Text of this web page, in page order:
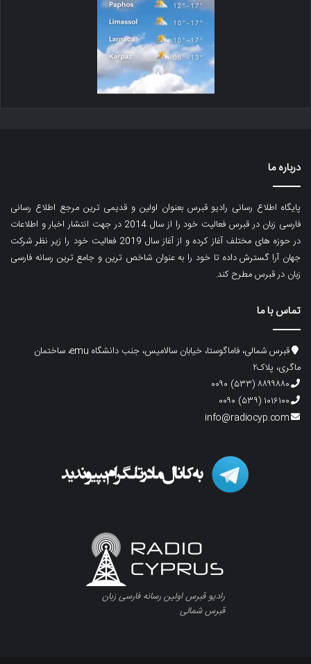
درباره ما
پایگاه اطلاع رسانی رادیو قبرس بعنوان اولین و قدیمی ترین مرجع اطلاع رسانی
فارسی زبان در قبرس فعالیت خود را از سال 2014 در جهت انتشار اخبار و اطلاعات
در حوزه های مختلف آغاز کرده و از آغاز سال 2019 فعالیت خود را زیر نظر شرکت
جهان آرا گسترش داده تا خود را به عنوان شاخص ترین و جامع ترین رسانه فارسی
زبان در قبرس مطرح کند.
تماس با ما
قبرس شمالی، فاماگوستا، خیابان سالامیس، جنب دانشگاه emu، ساختمان
ماگری، پلاک۲
۸۸۹۹۸۸۰ (۵۳۳) ۰۰۹۰
۱۰۱۶۱۰۰ (۵۳۹) ۰۰۹۰
info@radiocyp.com
رادیو قبرس اولین رسانه فارسی زبان
قبرس شمالی